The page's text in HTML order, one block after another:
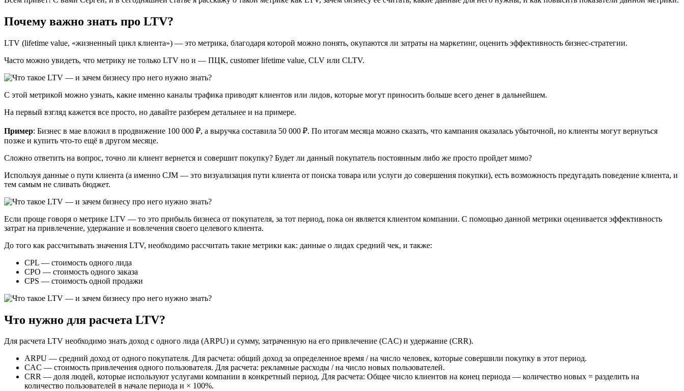
Почему важно знать про LTV?
LTV (lifetime value, «жизненный цикл клиента») — это метрика, благодаря которой можно понять, окупаются ли затраты на маркетинг, оценить эффективность бизнес-стратегии.
Часто можно увидеть, что метрику не только LTV но и — ПЦК, customer lifetime value, CLV или CLTV.
С этой метрикой можно узнать, какие именно каналы трафика приводят клиентов или лидов, которые могут приносить больше всего денег в дальнейшем.
На первый взгляд кажется все просто, но давайте разберем детальнее и на примере.
Пример: Бизнес в мае вложил в продвижение 100 000 ₽, а выручка составила 50 000 ₽. По итогам месяца можно сказать, что кампания оказалась убыточной, но клиенты могут вернуться
позже и купить что-то ещё в другом месяце.
Сложно ответить на вопрос, точно ли клиент вернется и совершит покупку? Будет ли данный покупатель постоянным либо же просто пройдет мимо?
Используя данные о пути клиента (а именно CJM ― это визуализация пути клиента от поиска товара или услуги до совершения покупки), есть возможность предугадать поведение клиента, и
тем самым не сливать бюджет.
Если проще говоря о метрике LTV — то это прибыль бизнеса от покупателя, за тот период, пока он является клиентом компании. С помощью данной метрики оценивается эффективность
затрат на привлечение, удержание и вовлечения своего целевого клиента.
До того как рассчитывать значения LTV, необходимо рассчитать такие метрики как: данные о лидах средний чек, и также:
CPL — стоимость одного лида
CPO — стоимость одного заказа
CPS — стоимость одной продажи
Что нужно для расчета LTV?
Для расчета LTV необходимо знать доход с одного лида (ARPU) и сумму, затраченную на его привлечение (CAC) и удержание (CRR).
ARPU — средний доход от одного покупателя. Для расчета: общий доход за определенное время / на число человек, которые совершили покупку в этот период.
CAC — стоимость привлечения одного пользователя. Для расчета: рекламные расходы / на число новых пользователей.
CRR — доля людей, которые используют услугами компании в конкретный период. Для расчета: Общее число клиентов на конец периода — количество новых = разделить на
количество пользователей в начале периода и × 100%.